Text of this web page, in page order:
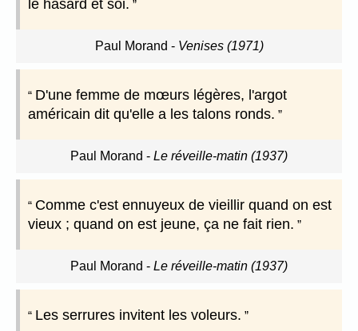
le hasard et soi.
Paul Morand - Venises (1971)
D'une femme de mœurs légères, l'argot
américain dit qu'elle a les talons ronds.
Paul Morand - Le réveille-matin (1937)
Comme c'est ennuyeux de vieillir quand on est
vieux ; quand on est jeune, ça ne fait rien.
Paul Morand - Le réveille-matin (1937)
Les serrures invitent les voleurs.